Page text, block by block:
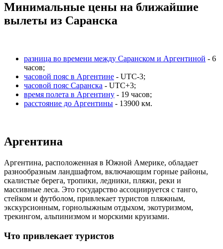
Минимальные цены на ближайшие
вылеты из Саранска
разница во времени между Саранском и Аргентиной - 6
часов;
часовой пояс в Аргентине - UTC-3;
часовой пояс Саранска - UTC+3;
время полета в Аргентину - 19 часов;
расстояние до Аргентины - 13900 км.
Аргентина
Аргентина, расположенная в Южной Америке, обладает
разнообразным ландшафтом, включающим горные районы,
скалистые берега, тропики, ледники, пляжи, реки и
массивные леса. Это государство ассоциируется с танго,
стейком и футболом, привлекает туристов пляжным,
экскурсионным, горнолыжным отдыхом, экотуризмом,
трекингом, альпинизмом и морскими круизами.
Что привлекает туристов